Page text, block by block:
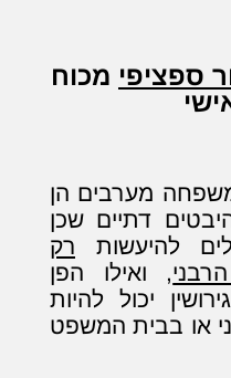
ספציפי מכוח
מערבים הן
דתיים שכן
להיעשות רק
, ואילו הפן
יכול להיות
או בבית המשפט